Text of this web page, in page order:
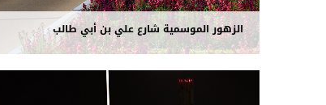
الزهور الموسمية شارع علي بن أبي طالب